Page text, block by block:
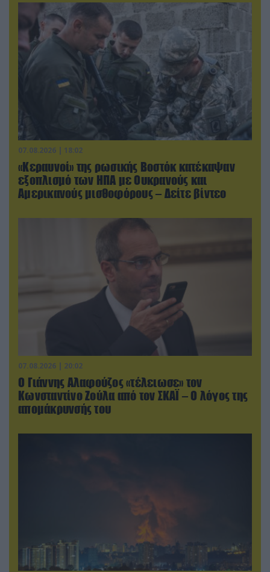
07.08.2026 | 18:02
«Κεραυνοί» της ρωσικής Βοστόκ κατέκαψαν
εξοπλισμό των ΗΠΑ με Ουκρανούς και
Αμερικανούς μισθοφόρους – Δείτε βίντεο
07.08.2026 | 20:02
Ο Γιάννης Αλαφούζος «τέλειωσε» τον
Κωνσταντίνο Ζούλα από τον ΣΚΑΪ – Ο λόγος της
απομάκρυνσής του